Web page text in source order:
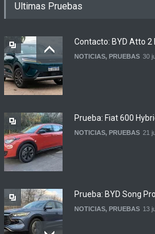
firmaron un acuerdo
Ultimas Pruebas
Contacto: BYD Atto 2
NOTICIAS, PRUEBAS 30
Prueba: Fiat 600
NOTICIAS, PRUEBAS 21
Prueba: BYD Song
NOTICIAS, PRUEBAS 13